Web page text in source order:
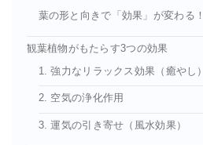
葉の形と向きで「効果」が変わる！
観葉植物がもたらす3つの効果
1. 強力なリラックス効果（癒やし）
2. 空気の浄化作用
3. 運気の引き寄せ（風水効果）